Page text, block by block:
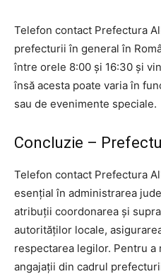
Telefon contact Prefectura
prefecturii în general în
între orele 8:00 și 16:30 și
însă acesta poate varia în
sau de evenimente speciale.
Concluzie –
Telefon contact Prefectura
esențial în administrarea
atribuții coordonarea și
autorităților locale,
respectarea legilor. Pentru
angajații din cadrul